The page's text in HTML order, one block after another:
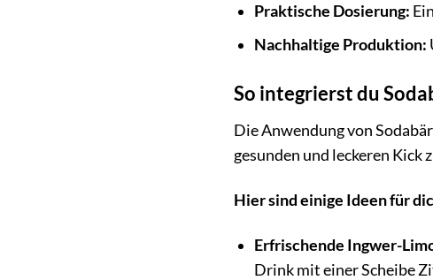
Praktische Dosierung:
Nachhaltige Produktion:
So integrierst du
Die Anwendung von
gesunden und leckeren Kick
Hier sind einige Ideen für
Erfrischende Ingwer-
Drink mit einer Scheibe